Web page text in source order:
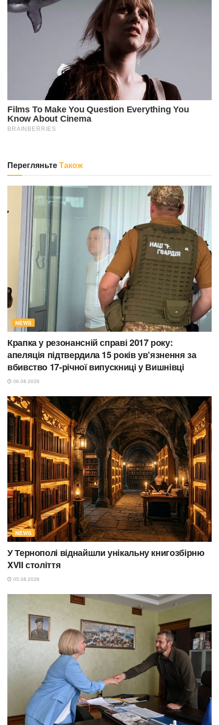
ПерегляньтеТакож
NEWS
Крапка у резонансній справі 2017 року:
апеляція підтвердила 15 років ув’язнення за
вбивство 17-річної випускниці у Вишнівці
06.08.2026
NEWS
У Тернополі віднайшли унікальну книгозбірню
XVII століття
05.08.2026